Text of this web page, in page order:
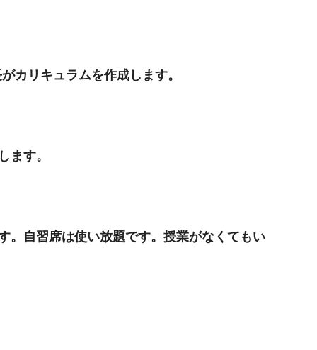
カリキュラムを作成します。
ます。
。自習席は使い放題です。授業がなくてもい